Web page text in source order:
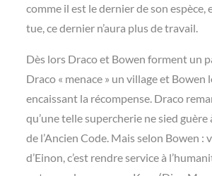
comme il est le dernier de son espèce,
tue, ce dernier n’aura plus de travail.
Dès lors Draco et Bowen forment un
Draco « menace » un village et Bowen
encaissant la récompense. Draco
qu’une telle supercherie ne sied guère
de l’Ancien Code. Mais selon Bowen :
d’Einon, c’est rendre service à